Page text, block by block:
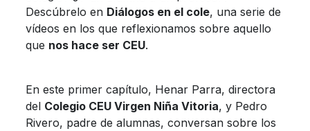
Descúbrelo en Diálogos en el cole, una serie de
vídeos en los que reflexionamos sobre aquello
que nos hace ser CEU.
En este primer capítulo, Henar Parra, directora
del Colegio CEU Virgen Niña Vitoria, y Pedro
Rivero, padre de alumnas, conversan sobre los